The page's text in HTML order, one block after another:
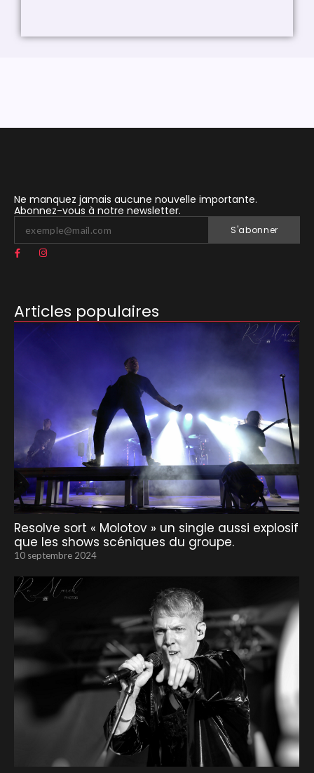
Ne manquez jamais aucune nouvelle importante.
Abonnez-vous à notre newsletter.
S'abonner
Articles populaires
Resolve sort « Molotov » un single aussi explosif
que les shows scéniques du groupe.
10 septembre 2024